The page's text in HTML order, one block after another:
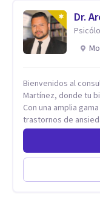
Dr.
Bienvenidos al
Martínez, donde tu
Con una amplia
trastornos de
emocionales,
tratamiento para mejorar
consultorio,
tratamientos
específicas: Terapia